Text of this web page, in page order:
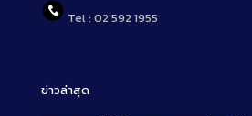
Tel : 02 592 1955
ข่าวล่าสุด